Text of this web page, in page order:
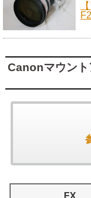
Canonマウント
FX